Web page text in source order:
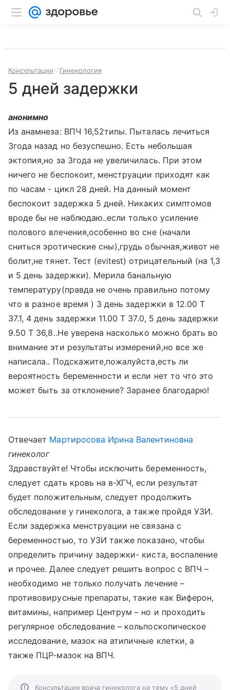
Консультации Гинекология
5 дней задержки
анонимно
Из анамнеза: ВПЧ 16,52типы. Пыталась лечиться
3года назад но безуспешно. Есть небольшая
эктопия,но за 3года не увеличилась. При этом
ничего не беспокоит, менструации приходят как
по часам - цикл 28 дней. На данный момент
беспокоит задержка 5 дней. Никаких симптомов
вроде бы не наблюдаю..если только усиление
полового влечения,особенно во сне (начали
сниться эротические сны),грудь обычная,живот не
болит,не тянет. Тест (evitest) отрицательный (на 1,3
и 5 день задержки). Мерила банальную
температуру(правда не очень правильно потому
что в разное время ) 3 день задержки в 12.00 Т
37.1, 4 день задержки 11.00 Т 37.0, 5 день задержки
9.50 Т 36,8..Не уверена насколько можно брать во
внимание эти результаты измерений,но все же
написала.. Подскажите,пожалуйста,есть ли
вероятность беременности и если нет то что это
может быть за отклонение? Заранее благодарю!
Отвечает Мартиросова Ирина Валентиновна
гинеколог
Здравствуйте! Чтобы исключить беременность,
следует сдать кровь на в-ХГЧ, если результат
будет положительным, следует продолжить
обследование у гинеколога, а также пройдя УЗИ.
Если задержка менструации не связана с
беременностью, то УЗИ также показано, чтобы
определить причину задержки- киста, воспаление
и прочее. Далее следует решить вопрос с ВПЧ –
необходимо не только получать лечение –
противовирусные препараты, такие как Виферон,
витамины, например Центрум – но и проходить
регулярное обследование – кольпоскопическое
исследование, мазок на атипичные клетки, а
также ПЦР-мазок на ВПЧ.
Консультация врача гинеколога на тему «5 дней